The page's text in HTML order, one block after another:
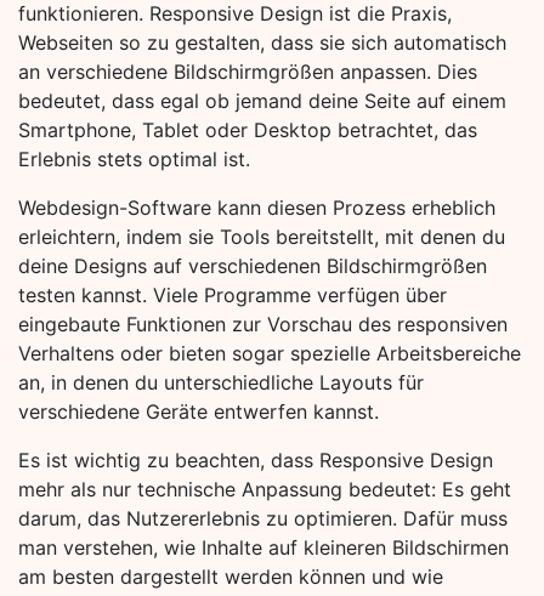
funktionieren. Responsive Design ist die Praxis,
Webseiten so zu gestalten, dass sie sich automatisch
an verschiedene Bildschirmgrößen anpassen. Dies
bedeutet, dass egal ob jemand deine Seite auf einem
Smartphone, Tablet oder Desktop betrachtet, das
Erlebnis stets optimal ist.
Webdesign-Software kann diesen Prozess erheblich
erleichtern, indem sie Tools bereitstellt, mit denen du
deine Designs auf verschiedenen Bildschirmgrößen
testen kannst. Viele Programme verfügen über
eingebaute Funktionen zur Vorschau des responsiven
Verhaltens oder bieten sogar spezielle Arbeitsbereiche
an, in denen du unterschiedliche Layouts für
verschiedene Geräte entwerfen kannst.
Es ist wichtig zu beachten, dass Responsive Design
mehr als nur technische Anpassung bedeutet: Es geht
darum, das Nutzererlebnis zu optimieren. Dafür muss
man verstehen, wie Inhalte auf kleineren Bildschirmen
am besten dargestellt werden können und wie